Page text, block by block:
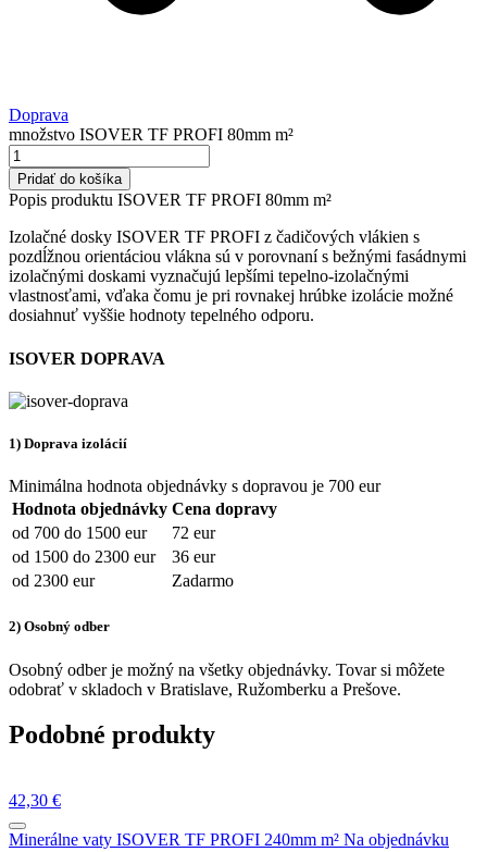
Doprava
množstvo ISOVER TF PROFI 80mm m²
Pridať do košíka
Popis produktu ISOVER TF PROFI 80mm m²
Izolačné dosky ISOVER TF PROFI z čadičových vlákien s
pozdĺžnou orientáciou vlákna sú v porovnaní s bežnými fasádnymi
izolačnými doskami vyznačujú lepšími tepelno-izolačnými
vlastnosťami, vďaka čomu je pri rovnakej hrúbke izolácie možné
dosiahnuť vyššie hodnoty tepelného odporu.
ISOVER DOPRAVA
1) Doprava izolácií
Minimálna hodnota objednávky s dopravou je 700 eur
Hodnota objednávky Cena dopravy
od 700 do 1500 eur
72 eur
od 1500 do 2300 eur
36 eur
od 2300 eur
Zadarmo
2) Osobný odber
Osobný odber je možný na všetky objednávky. Tovar si môžete
odobrať v skladoch v Bratislave, Ružomberku a Prešove.
Podobné produkty
42,30 €
Minerálne vaty ISOVER TF PROFI 240mm m² Na objednávku